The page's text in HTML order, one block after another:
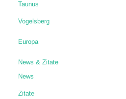
Taunus
Vogelsberg
Europa
News & Zitate
News
Zitate